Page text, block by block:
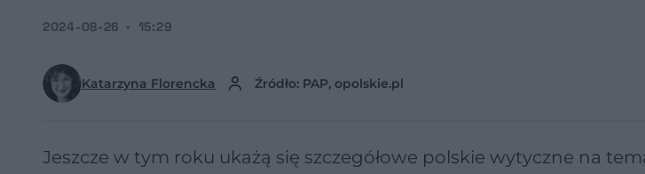
Katarzyna Florencka Źródło: PAP, opolskie.pl
2024-08-26 15:29
Jeszcze w tym roku ukażą się szczegółowe polskie wytyczne na